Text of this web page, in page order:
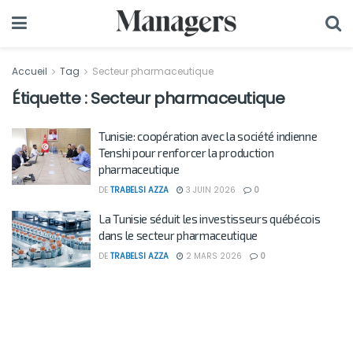
Accueil Tag Secteur pharmaceutique
Étiquette :Secteur pharmaceutique
Tunisie: coopération avec la société indienne
Tenshi pour renforcer la production
pharmaceutique
DE TRABELSI AZZA 3 JUIN 2026 0
La Tunisie séduit les investisseurs québécois
dans le secteur pharmaceutique
DE TRABELSI AZZA 2 MARS 2026 0